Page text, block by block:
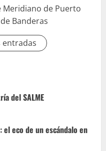
Meridiano de Puerto
Banderas
entradas
del SALME
eco de un escándalo en